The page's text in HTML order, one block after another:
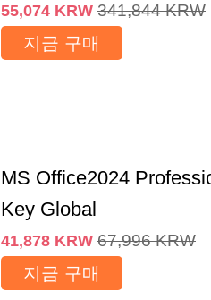
55,074 KRW 341,844 KRW
지금 구매
MS Office2024
Key Global
41,878 KRW 67,996 KRW
지금 구매